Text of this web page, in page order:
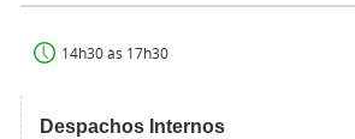
14h30 às 17h30
Despachos Internos